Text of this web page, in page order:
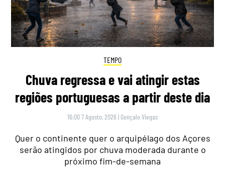
TEMPO
Chuva regressa e vai atingir estas
regiões portuguesas a partir deste dia
16:00 7 Agosto, 2026 | Gonçalo Viegas
Quer o continente quer o arquipélago dos Açores
serão atingidos por chuva moderada durante o
próximo fim-de-semana